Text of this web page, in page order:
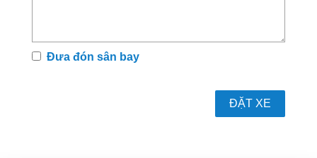
Đưa đón sân bay